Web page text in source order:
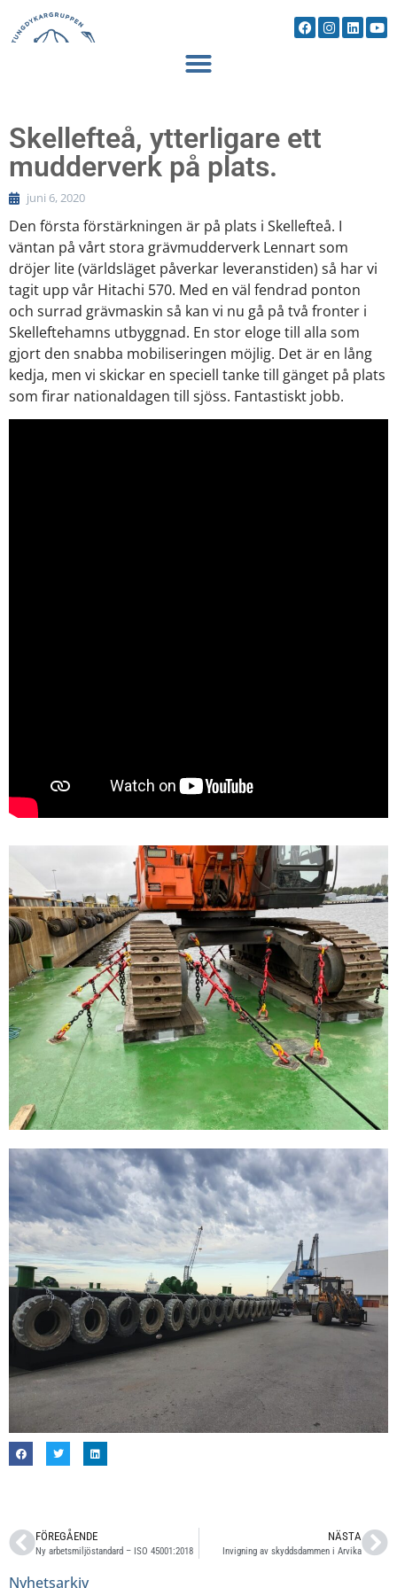
Skellefteå, ytterligare ett
mudderverk på plats.
juni 6, 2020
Den första förstärkningen är på plats i Skellefteå. I
väntan på vårt stora grävmudderverk Lennart som
dröjer lite (världsläget påverkar leveranstiden) så har vi
tagit upp vår Hitachi 570. Med en väl fendrad ponton
och surrad grävmaskin så kan vi nu gå på två fronter i
Skelleftehamns utbyggnad. En stor eloge till alla som
gjort den snabba mobiliseringen möjlig. Det är en lång
kedja, men vi skickar en speciell tanke till gänget på plats
som firar nationaldagen till sjöss. Fantastiskt jobb.
FÖREGÅENDE
Ny arbetsmiljöstandard – ISO 45001:2018
NÄSTA
Invigning av skyddsdammen i Arvika
Nyhetsarkiv